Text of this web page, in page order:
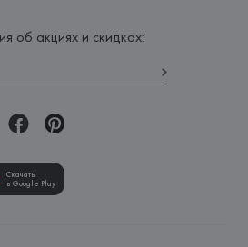
об акциях и скидках:
Скачать
в Google Play